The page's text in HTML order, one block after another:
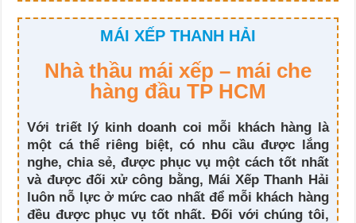
MÁI XẾP THANH HẢI
Nhà thầu mái xếp – mái che
hàng đầu TP HCM
Với triết lý kinh doanh coi mỗi khách hàng là
một cá thể riêng biệt, có nhu cầu được lắng
nghe, chia sẻ, được phục vụ một cách tốt nhất
và được đối xử công bằng, Mái Xếp Thanh Hải
luôn nỗ lực ở mức cao nhất để mỗi khách hàng
đều được phục vụ tốt nhất. Đối với chúng tôi,